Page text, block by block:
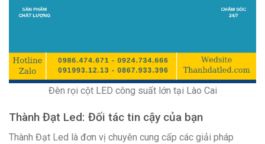
Đèn rọi cột LED công suất lớn tại Lào Cai
Thành Đạt Led: Đối tác tin cậy của bạn
Thành Đạt Led là đơn vị chuyên cung cấp các giải pháp